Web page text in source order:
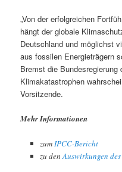
„Von der erfolgreichen
hängt der globale
Deutschland und möglichst
aus fossilen Energieträgern
Bremst die Bundesregierung
Klimakatastrophen
Vorsitzende.
Mehr Informationen
zumIPCC-Bericht
zu denAuswirkungen